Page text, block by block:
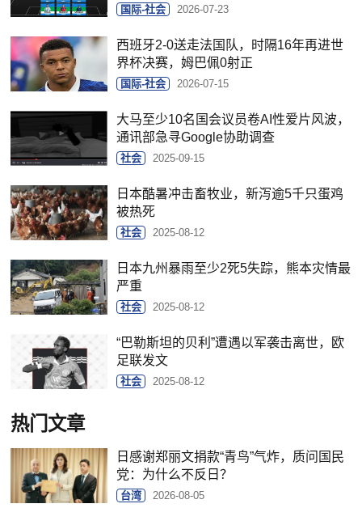
国际-社会 2026-07-23
西班牙2-0送走法国队，时隔16年再进世
界杯决赛，姆巴佩0射正
国际-社会 2026-07-15
大马至少10名国会议员卷AI性爱片风波，
通讯部急寻Google协助调查
社会 2025-09-15
日本酷暑冲击畜牧业，新泻逾5千只蛋鸡
被热死
社会 2025-08-12
日本九州暴雨至少2死5失踪，熊本灾情最
严重
社会 2025-08-12
“巴勒斯坦的贝利”遭遇以军袭击离世，欧
足联发文
社会 2025-08-12
热门文章
日感谢郑丽文捐款“青鸟”气炸，质问国民
党：为什么不反日？
台湾 2026-08-05